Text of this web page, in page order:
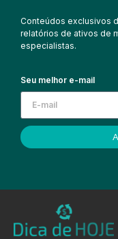
Conteúdos exclusivos
relatórios de ativos de
especialistas.
Seu melhor e-mail